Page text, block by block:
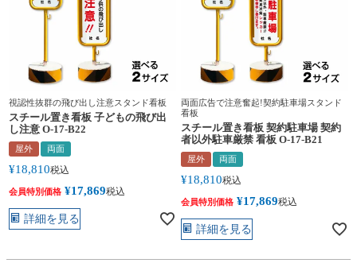
視認性抜群の飛び出し注意スタンド看板
スチール置き看板 子どもの飛び出
し注意 O-17-B22
屋外 両面
¥18,810税込
会員特別価格 ¥17,869税込
詳細を見る
両面広告で注意奮起!契約駐車場スタンド
看板
スチール置き看板 契約駐車場 契約
者以外駐車厳禁 看板 O-17-B21
屋外 両面
¥18,810税込
会員特別価格 ¥17,869税込
詳細を見る